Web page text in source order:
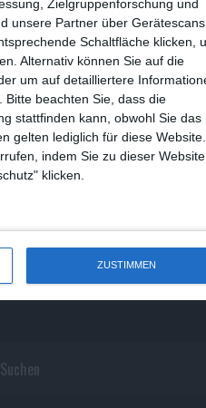
Zielgruppenforschung und
unsere Partner über Gerätescans
Schaltfläche klicken,
Alternativ können Sie auf die
um auf detailliertere
Bitte beachten Sie, dass die
stattfinden kann, obwohl Sie das
gelten lediglich für diese
indem Sie zu dieser Website
klicken.
ZUSTIMMEN
Und aus
Satire(93)
Serie(2.471)
Splatter(21)
Stand-up-